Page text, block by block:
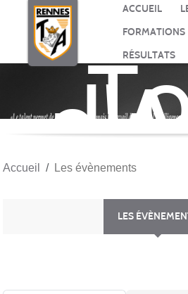
ACCUEIL
FORMATIONS
RÉSULTATS
Accueil Les évènements
LES
Panneau de gestion des cookies